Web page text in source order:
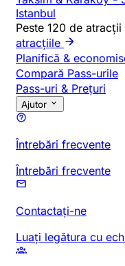
Istanbul
Peste 120 de
atracțiile
Planifică &
Compară Pass-urile
Pass-uri & Prețuri
Ajutor
Întrebări frecvente
Întrebări frecvente
Contactați-ne
Luați legătura cu